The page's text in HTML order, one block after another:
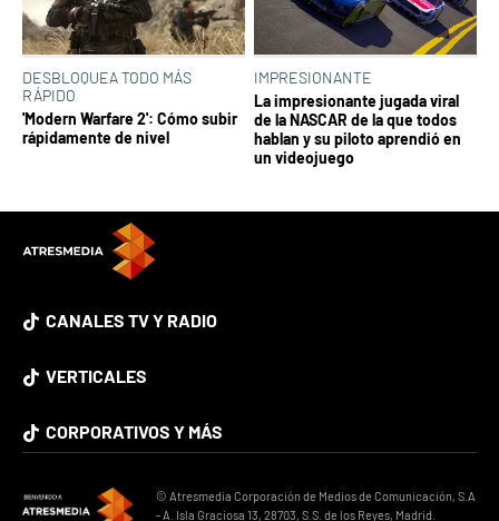
DESBLOQUEA TODO MÁS
RÁPIDO
'Modern Warfare 2': Cómo subir
rápidamente de nivel
IMPRESIONANTE
La impresionante jugada viral
de la NASCAR de la que todos
hablan y su piloto aprendió en
un videojuego
CANALES TV Y RADIO
VERTICALES
CORPORATIVOS Y MÁS
© Atresmedia Corporación de Medios de Comunicación, S.A
- A. Isla Graciosa 13, 28703, S.S. de los Reyes, Madrid.